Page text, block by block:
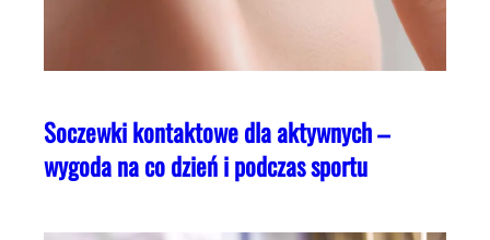
Soczewki kontaktowe dla aktywnych –
wygoda na co dzień i podczas sportu